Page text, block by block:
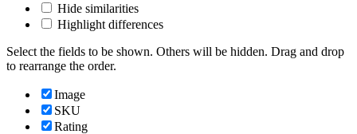
Hide similarities
Highlight differences
Select the fields to be shown. Others will be hidden. Drag and drop
to rearrange the order.
Image
SKU
Rating